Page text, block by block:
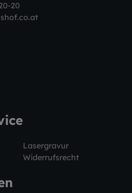
20
Lasergravur
Widerrufsrecht